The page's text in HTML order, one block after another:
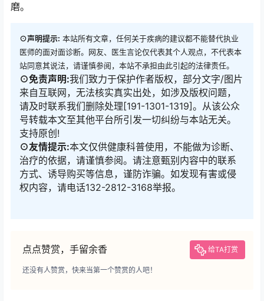
磨。
⊙声明提示: 本站所有文章，任何关于疾病的建议都不能替代执业
医师的面对面诊断。网友、医生言论仅代表其个人观点，不代表本
站同意其说法，请谨慎参阅，本站不承担由此引起的法律责任。
⊙免责声明:我们致力于保护作者版权，部分文字/图片
来自互联网，无法核实真实出处，如涉及版权问题，
请及时联系我们删除处理[191-1301-1319]。从该公众
号转载本文至其他平台所引发一切纠纷与本站无关。
支持原创!
⊙友情提示:本文仅供健康科普使用，不能做为诊断、
治疗的依据，请谨慎参阅。请注意甄别内容中的联系
方式、诱导购买等信息，谨防诈骗。如发现有害或侵
权内容，请电话132-2812-3168举报。
点点赞赏，手留余香 给TA打赏
还没有人赞赏，快来当第一个赞赏的人吧！